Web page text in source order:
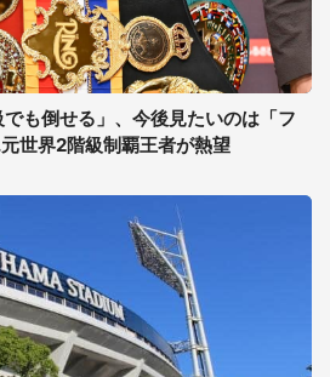
も倒せる」、今後見たいのは「フ
世界2階級制覇王者が熱望